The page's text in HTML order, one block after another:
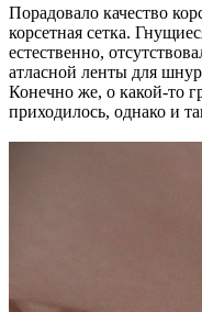
Порадовало качество
корсетная сетка.
естественно,
атласной ленты для
Конечно же, о какой-то
приходилось, однако и